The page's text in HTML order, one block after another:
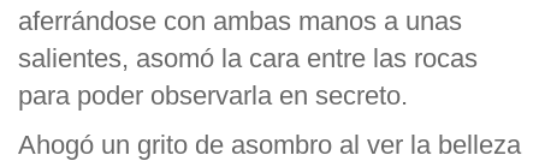
aferrándose con ambas manos a unas
salientes, asomó la cara entre las rocas
para poder observarla en secreto.
Ahogó un grito de asombro al ver la belleza